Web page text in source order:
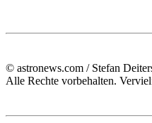
© astronews.com / Stefan
Alle Rechte vorbehalten.